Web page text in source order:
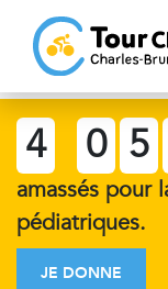
4 0 5
amassés pour
pédiatriques.
JE DONNE